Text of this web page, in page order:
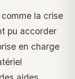
la crise
pu accorder
en charge